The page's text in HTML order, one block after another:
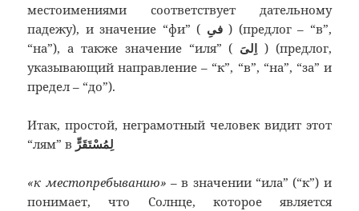
местоимениями соответствует дательному
падежу), и значение “фи” ( فىِ) (предлог – “в”,
“на”), а также значение “иля” ( اِلىَ ) (предлог,
указывающий направление – “к”, “в”, “на”, “за” и
предел – “до”).
Итак, простой, неграмотный человек видит этот
“лям” в لِمُسْتَقَرٍّ
«к местопребыванию»– в значении “ила” (“к”) и
понимает, что Солнце, которое является